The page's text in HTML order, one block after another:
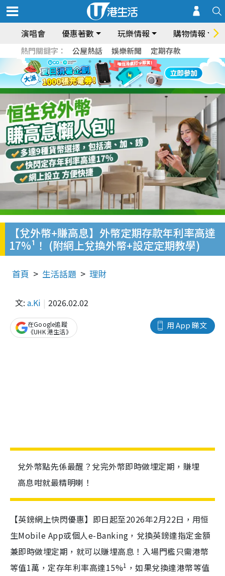
演唱會 優惠著數 玩樂情報 購物情報
熱門關鍵字： 公屋熱話 娛樂新聞 定期存款
【兌外幣+賺高息】外幣定期存款年利率高達
17%¹！ (附網上兌換外幣+設定定期教學)
首頁 生活話題 理財
文: a.Ki 2026.02.02
用 App 睇文
在Google追蹤
《UHK 港生活》
兌外幣點先係最醒？兌完外幣即時做埋定期，賺埋
高息咁就最精明喇！
【英鎊網上快閃優惠】即日起至2026年2月22日，用恒
生Mobile App或個人e-Banking，兌換英鎊達指定金額
兼即時做埋定期，就可以賺埋高息！入場門檻只需港幣
等值1萬，定存年利率高達15%1 ，如果兌換達港幣等值